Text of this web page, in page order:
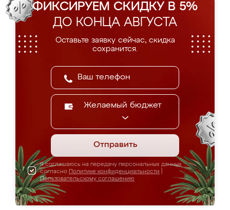
ФИКСИРУЕМ СКИДКУ В 5%
ДО КОНЦА АВГУСТА
Оставьте заявку сейчас, скидка
сохранится.
Желаемый бюджет
Отправить
Я соглашаюсь на передачу персональных данных
согласно Политике конфиденциальности
Пользовательскому соглашению